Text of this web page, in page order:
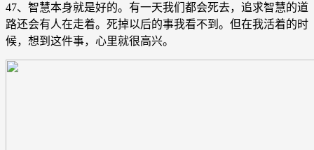
47、智慧本身就是好的。有一天我们都会死去，追求智慧的道
路还会有人在走着。死掉以后的事我看不到。但在我活着的时
候，想到这件事，心里就很高兴。